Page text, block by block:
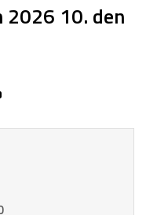
2026 10. den